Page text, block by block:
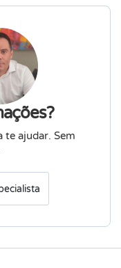
te ajudar. Sem